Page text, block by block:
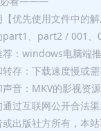
优先使用文件中的
、part2 / 001、
：windows电脑端
存：下载速度慢或
音：MKV的影视资
过互联网公开合法
出版社方所有，本